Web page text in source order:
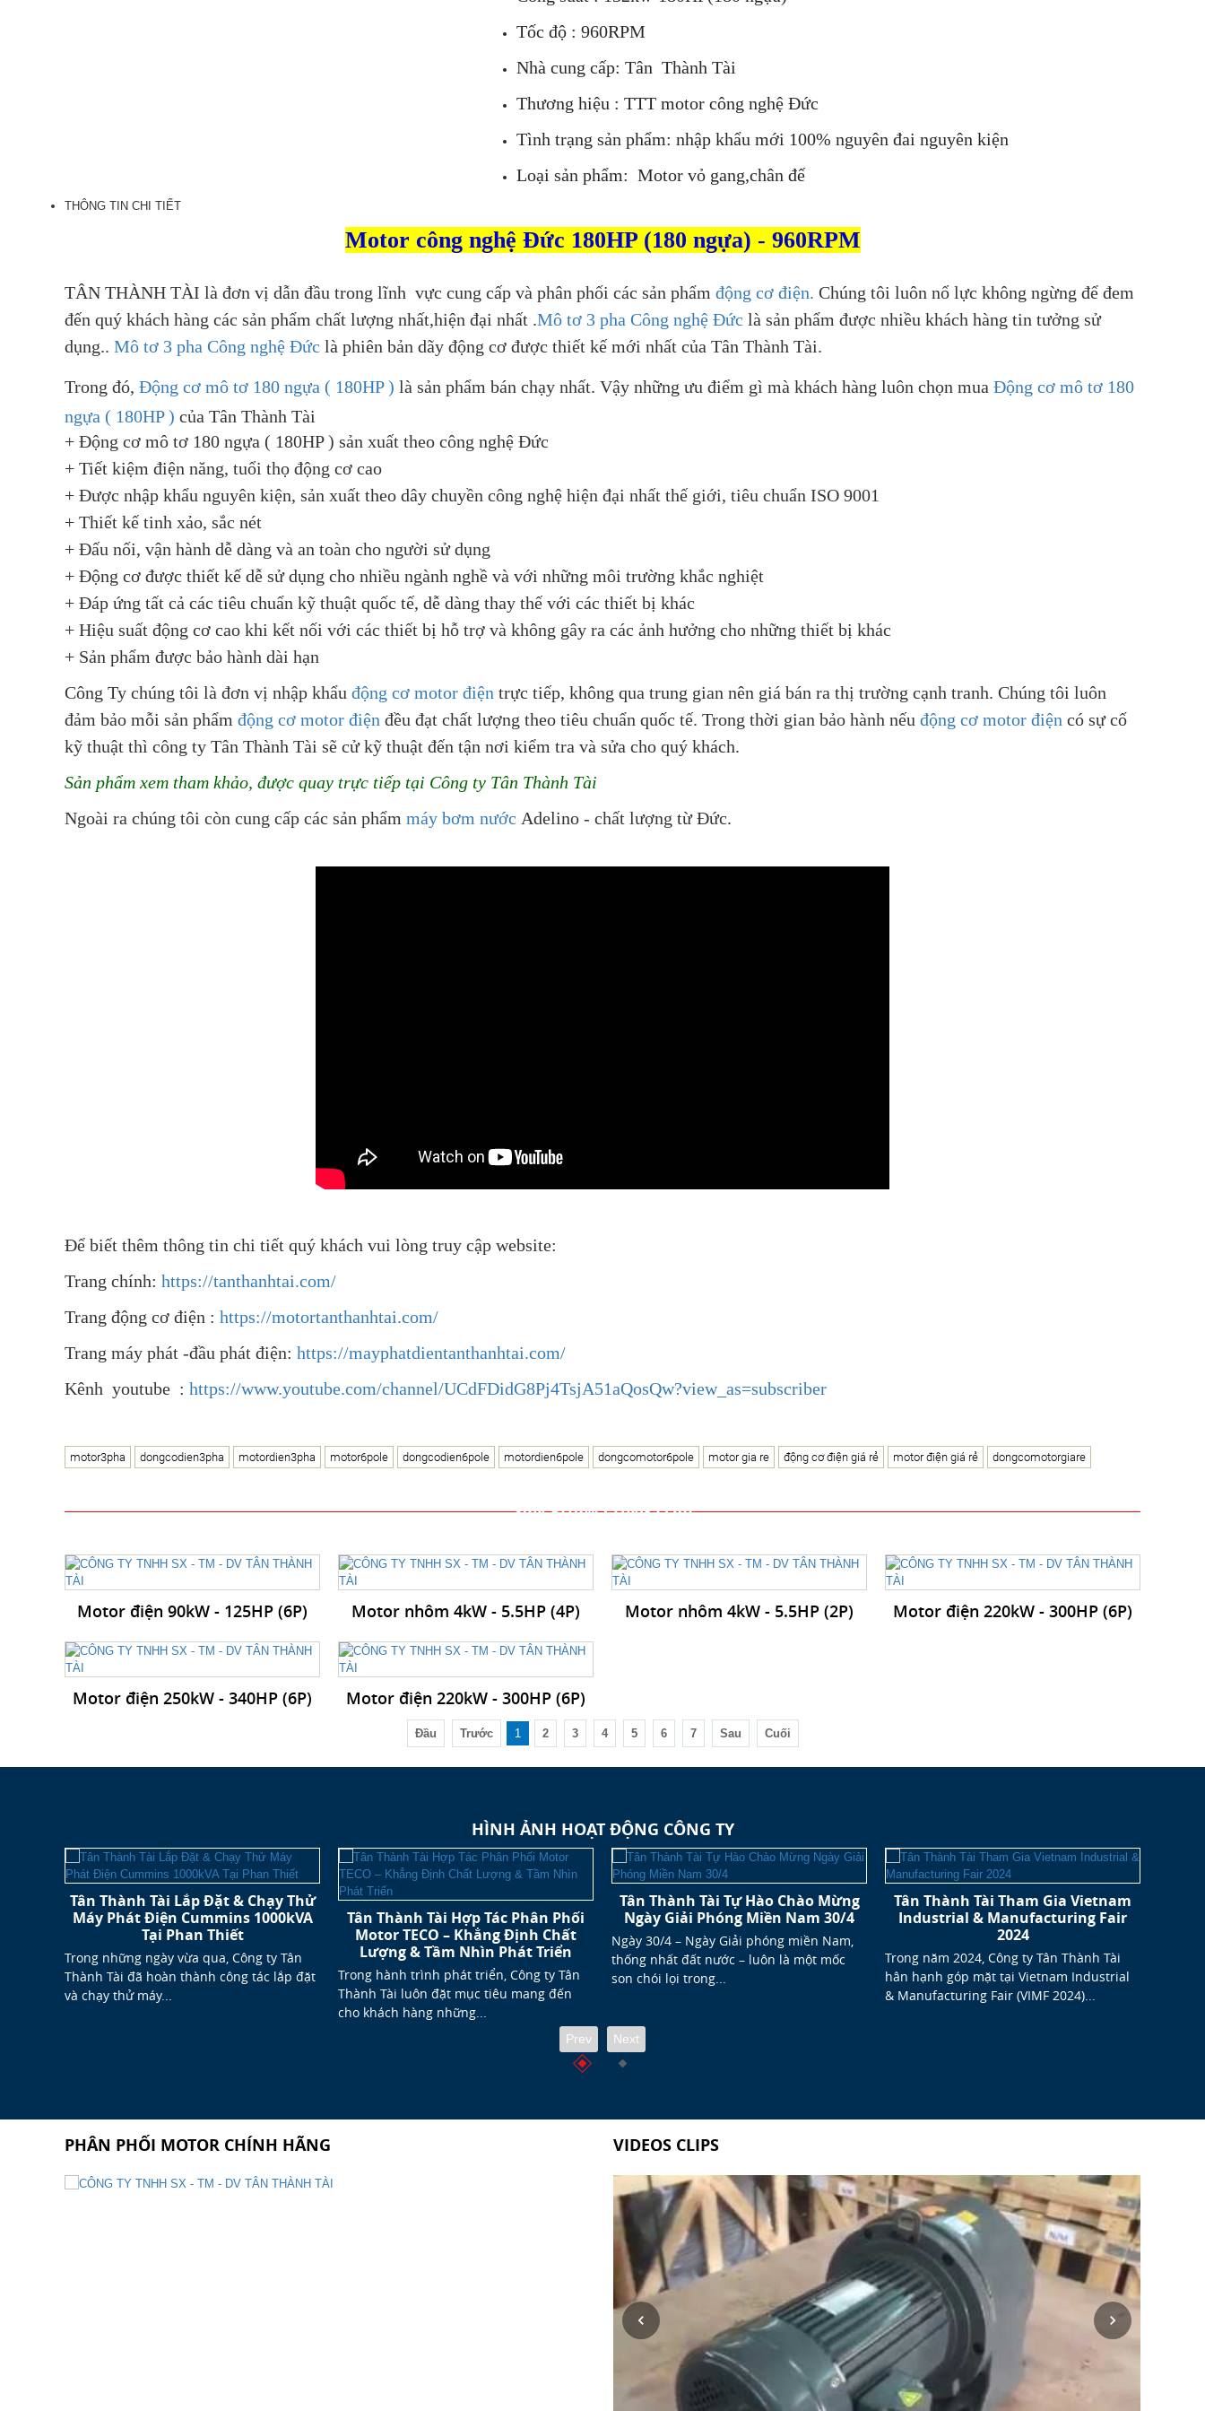
Tốc độ : 960RPM
Nhà cung cấp: Tân Thành Tài
Thương hiệu : TTT motor công nghệ Đức
Tình trạng sản phẩm: nhập khẩu mới 100% nguyên đai nguyên kiện
Loại sản phẩm: Motor vỏ gang,chân đế
THÔNG TIN CHI TIẾT
Motor công nghệ Đức 180HP (180 ngựa) - 960RPM
TÂN THÀNH TÀI là đơn vị dẫn đầu trong lĩnh vực cung cấp và phân phối các sản phẩm động cơ điện. Chúng tôi luôn nổ lực không ngừng để đem
đến quý khách hàng các sản phẩm chất lượng nhất,hiện đại nhất .Mô tơ 3 pha Công nghệ Đức là sản phẩm được nhiều khách hàng tin tưởng sử
dụng.. Mô tơ 3 pha Công nghệ Đức là phiên bản dãy động cơ được thiết kế mới nhất của Tân Thành Tài.
Trong đó, Động cơ mô tơ 180 ngựa ( 180HP ) là sản phẩm bán chạy nhất. Vậy những ưu điểm gì mà khách hàng luôn chọn mua Động cơ mô tơ 180
ngựa ( 180HP ) của Tân Thành Tài
+ Động cơ mô tơ 180 ngựa ( 180HP ) sản xuất theo công nghệ Đức
+ Tiết kiệm điện năng, tuổi thọ động cơ cao
+ Được nhập khẩu nguyên kiện, sản xuất theo dây chuyền công nghệ hiện đại nhất thế giới, tiêu chuẩn ISO 9001
+ Thiết kế tinh xảo, sắc nét
+ Đấu nối, vận hành dễ dàng và an toàn cho người sử dụng
+ Động cơ được thiết kế dễ sử dụng cho nhiều ngành nghề và với những môi trường khắc nghiệt
+ Đáp ứng tất cả các tiêu chuẩn kỹ thuật quốc tế, dễ dàng thay thế với các thiết bị khác
+ Hiệu suất động cơ cao khi kết nối với các thiết bị hỗ trợ và không gây ra các ảnh hưởng cho những thiết bị khác
+ Sản phẩm được bảo hành dài hạn
Công Ty chúng tôi là đơn vị nhập khẩu động cơ motor điện trực tiếp, không qua trung gian nên giá bán ra thị trường cạnh tranh. Chúng tôi luôn
đảm bảo mỗi sản phẩm động cơ motor điện đều đạt chất lượng theo tiêu chuẩn quốc tế. Trong thời gian bảo hành nếu động cơ motor điện có sự cố
kỹ thuật thì công ty Tân Thành Tài sẽ cử kỹ thuật đến tận nơi kiểm tra và sửa cho quý khách.
Sản phẩm xem tham khảo, được quay trực tiếp tại Công ty Tân Thành Tài
Ngoài ra chúng tôi còn cung cấp các sản phẩm máy bơm nước Adelino - chất lượng từ Đức.
Để biết thêm thông tin chi tiết quý khách vui lòng truy cập website:
Trang chính: https://tanthanhtai.com/
Trang động cơ điện : https://motortanthanhtai.com/
Trang máy phát -đầu phát điện: https://mayphatdientanthanhtai.com/
Kênh youtube : https://www.youtube.com/channel/UCdFDidG8Pj4TsjA51aQosQw?view_as=subscriber
motor3pha dongcodien3pha motordien3pha motor6pole dongcodien6pole motordien6pole dongcomotor6pole motor gia re động cơ điện giá rẻ motor điện giá rẻ dongcomotorgiare
SẢN PHẨM CÙNG LOẠI
Motor điện 90kW - 125HP (6P) Motor nhôm 4kW - 5.5HP (4P) Motor nhôm 4kW - 5.5HP (2P) Motor điện 220kW - 300HP (6P)
Motor điện 250kW - 340HP (6P) Motor điện 220kW - 300HP (6P)
Đầu Trước 1 2 3 4 5 6 7 Sau Cuối
HÌNH ẢNH HOẠT ĐỘNG CÔNG TY
Tân Thành Tài Lắp Đặt & Chạy Thử
Máy Phát Điện Cummins 1000kVA
Tại Phan Thiết
Trong những ngày vừa qua, Công ty Tân
Thành Tài đã hoàn thành công tác lắp đặt
và chạy thử máy...
Tân Thành Tài Hợp Tác Phân Phối
Motor TECO – Khẳng Định Chất
Lượng & Tầm Nhìn Phát Triển
Trong hành trình phát triển, Công ty Tân
Thành Tài luôn đặt mục tiêu mang đến
cho khách hàng những...
Tân Thành Tài Tự Hào Chào Mừng
Ngày Giải Phóng Miền Nam 30/4
Ngày 30/4 – Ngày Giải phóng miền Nam,
thống nhất đất nước – luôn là một mốc
son chói lọi trong...
Tân Thành Tài Tham Gia Vietnam
Industrial & Manufacturing Fair
2024
Trong năm 2024, Công ty Tân Thành Tài
hân hạnh góp mặt tại Vietnam Industrial
& Manufacturing Fair (VIMF 2024)...
Prev Next
PHÂN PHỐI MOTOR CHÍNH HÃNG VIDEOS CLIPS